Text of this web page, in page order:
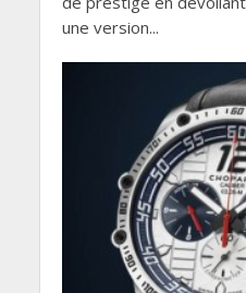
une version...